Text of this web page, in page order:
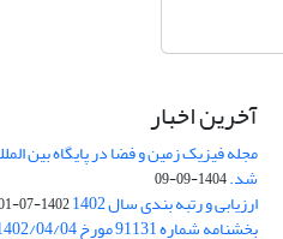
آخرین اخبار
شد.1404-09-09
ارزیابی و رتبه بندی سال 1402 1402-07-01
بخشنامه شماره 91131 مورخ 1402/04/04